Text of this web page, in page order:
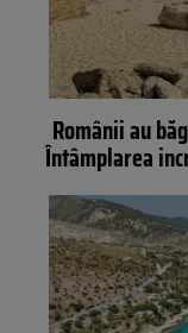
Românii au
Întâmplarea